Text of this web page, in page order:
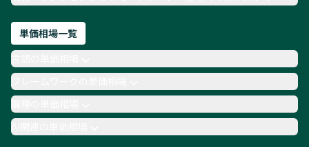
単価相場一覧
職種の単価相場
AI関連の単価相場